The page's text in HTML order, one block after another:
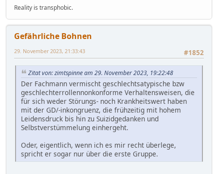
Reality is transphobic.
Gefährliche Bohnen
#1852
29. November 2023, 21:33:43
Zitat von: zimtspinne am 29. November 2023, 19:22:48
Der Fachmann vermischt geschlechtsatypische bzw
geschlechterrollennonkonforme Verhaltensweisen, die
für sich weder Störungs- noch Krankheitswert haben
mit der GD/-inkongruenz, die frühzeitig mit hohem
Leidensdruck bis hin zu Suizidgedanken und
Selbstverstümmelung einhergeht.
Oder, eigentlich, wenn ich es mir recht überlege,
spricht er sogar nur über die erste Gruppe.